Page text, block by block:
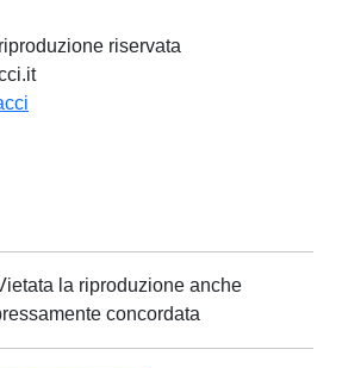
riservata
la riproduzione anche
concordata